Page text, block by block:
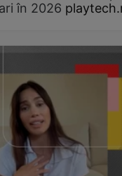
în 2026